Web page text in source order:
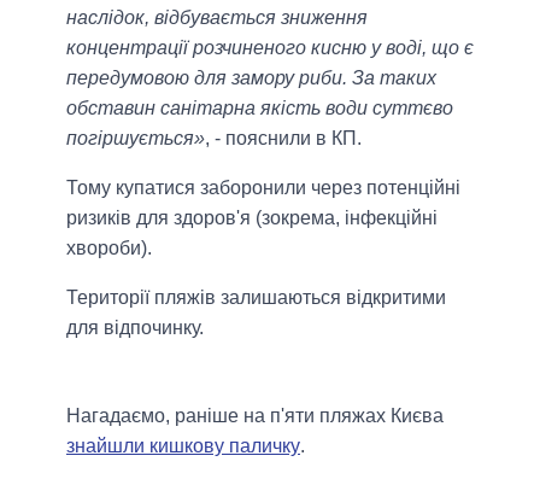
наслідок, відбувається зниження
концентрації розчиненого кисню у воді, що є
передумовою для замору риби. За таких
обставин санітарна якість води суттєво
погіршується», - пояснили в КП.
Тому купатися заборонили через потенційні
ризиків для здоров'я (зокрема, інфекційні
хвороби).
Території пляжів залишаються відкритими
для відпочинку.
Нагадаємо, раніше на п'яти пляжах Києва
знайшли кишкову паличку.